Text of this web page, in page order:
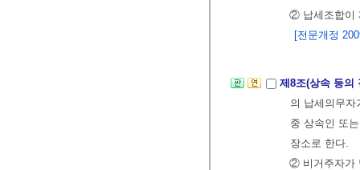
② 납세조합이
[전문개정
제8조(상속 등의
의 납세의무
중 상속인 또
장소로 한다.
② 비거주자가